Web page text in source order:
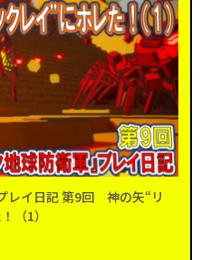
レイ日記 第9回 神の矢“リ
（1）